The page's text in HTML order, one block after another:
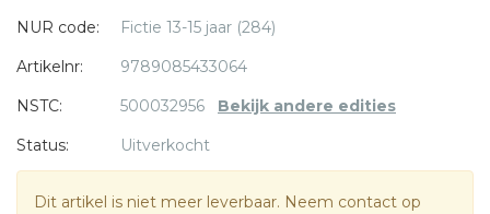
Hans Mijnders is directeur van een basisschool in
Ridderkerk. In zijn boeken schrijft hij graag over actuele
won jaren achter elkaar de publieksprijs voor het christelijke
kinderboek.
NUR code:
Fictie 13-15 jaar (284)
Artikelnr:
9789085433064
NSTC:
500032956 Bekijk andere edities
Status:
Uitverkocht
Dit artikel is niet meer leverbaar. Neem contact op